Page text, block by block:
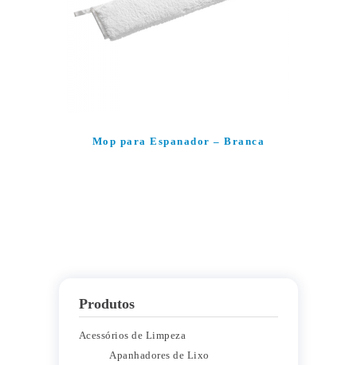
Mop para Espanador – Branca
Produtos
Acessórios de Limpeza
Apanhadores de Lixo